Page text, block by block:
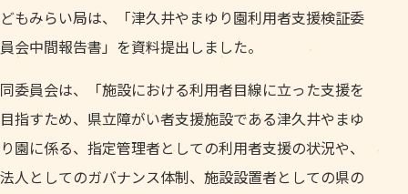
どもみらい局は、「津久井やまゆり園利用者支援検証委
員会中間報告書」を資料提出しました。
同委員会は、「施設における利用者目線に立った支援を
目指すため、県立障がい者支援施設である津久井やまゆ
り園に係る、指定管理者としての利用者支援の状況や、
法人としてのガバナンス体制、施設設置者としての県の